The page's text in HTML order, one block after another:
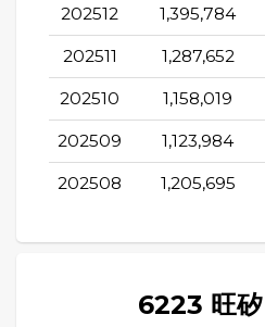
202512 1,395,784
202511 1,287,652
202510 1,158,019
202509 1,123,984
202508 1,205,695
6223 旺